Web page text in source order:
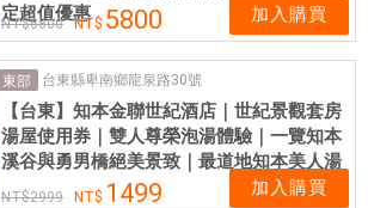
定超值優惠
6800 5800 加入購買
東部 台東縣卑南鄉龍泉路30號
【台東】知本金聯世紀酒店｜世紀景觀套房
湯屋使用券｜雙人尊榮泡湯體驗｜一覽知本
溪谷與勇男橋絕美景致｜最道地知本美人湯
2999 1499 加入購買